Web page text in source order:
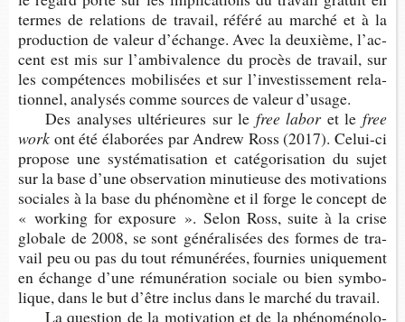
termes de rela­tions de tra­vail, référé au mar­ché et à la
pro­duc­tion de valeur d’échange. Avec la deuxième, l’ac­
cent est mis sur l’am­bi­va­lence du pro­cès de tra­vail, sur
les com­pé­tences mobi­li­sées et sur l’in­ves­tis­se­ment rela­
tion­nel, ana­ly­sés comme sources de valeur d’usage.
Des ana­lyses ulté­rieures sur le free labor et lefree
work ont été éla­bo­rées par Andrew Ross (2017). Celui-​ci
pro­pose une sys­té­ma­ti­sa­tion et caté­go­ri­sa­tion du sujet
sur la base d’une obser­va­tion minu­tieuse des moti­va­tions
sociales à la base du phé­no­mène et il forge le concept de
« wor­king for expo­sure ». Selon Ross, suite à la crise
glo­bale de 2008, se sont géné­ra­li­sées des formes de tra­
vail peu ou pas du tout rému­né­rées, four­nies uni­que­ment
en échange d’une rému­né­ra­tion sociale ou bien sym­bo­
lique, dans le but d’être inclus dans le mar­ché du travail.
La ques­tion de la moti­va­tion et de la phé­no­mé­no­lo­